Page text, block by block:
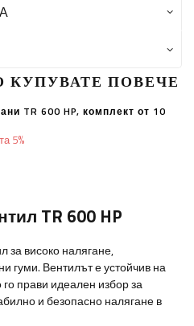
КУПУВАТЕ ПОВЕЧЕ
TR 600 HP, комплект от 10
5%
TR 600 HP
за високо налягане,
гуми. Вентилът е устойчив на
прави идеален избор за
и безопасно налягане в